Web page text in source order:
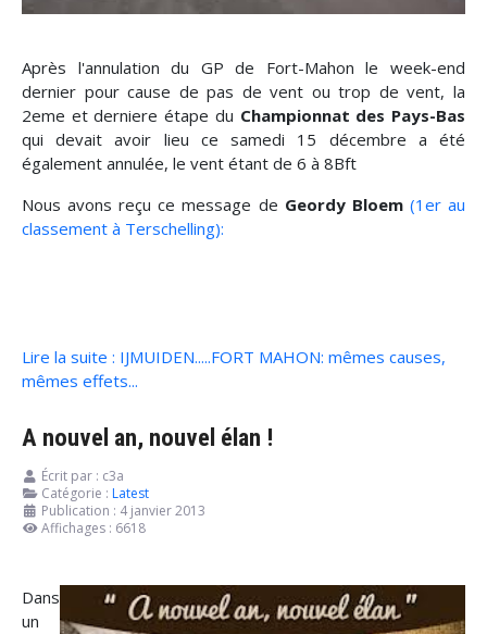
Après l'annulation du GP de Fort-Mahon le week-end
dernier pour cause de pas de vent ou trop de vent, la
2eme et derniere étape du Championnat des Pays-Bas
qui devait avoir lieu ce samedi 15 décembre a été
également annulée, le vent étant de 6 à 8Bft
Nous avons reçu ce message de Geordy Bloem (1er au
classement à Terschelling):
Lire la suite : IJMUIDEN.....FORT MAHON: mêmes causes,
mêmes effets...
A nouvel an, nouvel élan !
Écrit par : c3a
Catégorie : Latest
Publication : 4 janvier 2013
Affichages : 6618
Dans
un